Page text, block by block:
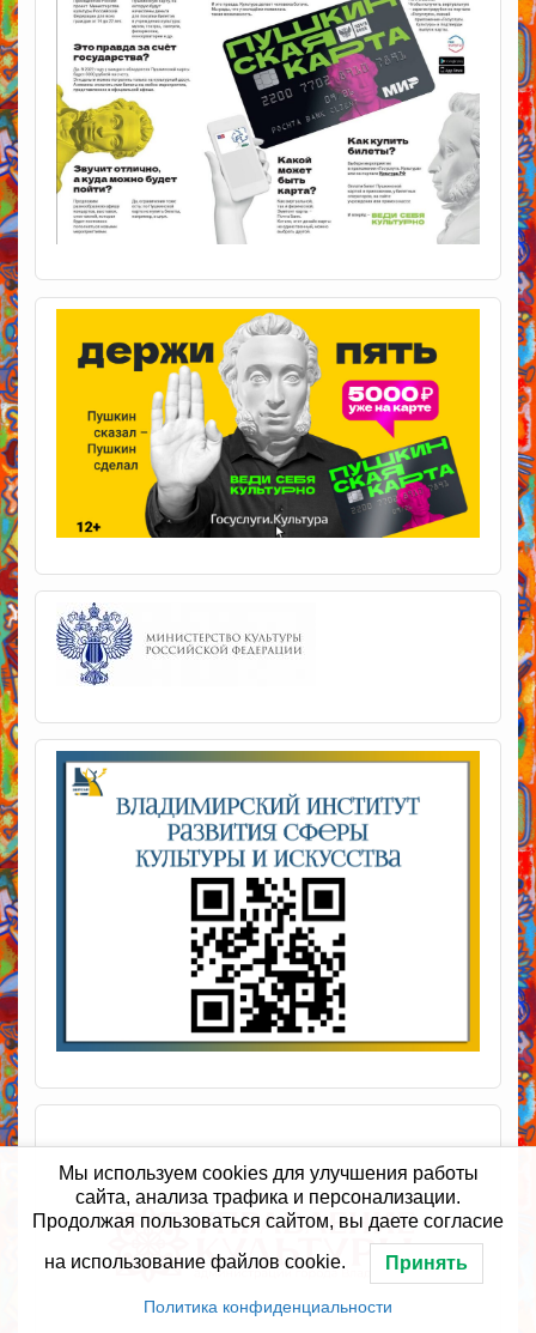
Мы используем cookies для улучшения работы
сайта, анализа трафика и персонализации.
Продолжая пользоваться сайтом, вы даете согласие
на использование файлов cookie. Принять
Политика конфиденциальности